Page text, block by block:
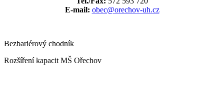
E-mail: obec@orechov-uh.cz
Bezbariérový chodník
Rozšíření kapacit MŠ Ořechov